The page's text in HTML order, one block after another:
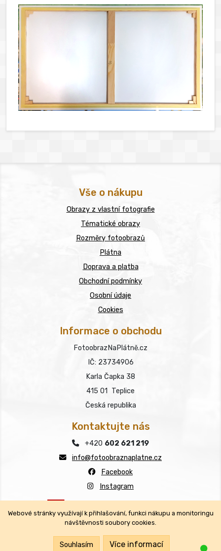
Kontaktujte nás
+420 602 621 219
info@fotoobraznaplatne.cz
Facebook
Instagram
Všechna práva vyhrazena.
Vše o nákupu
Obrazy z vlastní fotografie
Tématické obrazy
Rozměry fotoobrazů
Plátna
Doprava a platba
Obchodní podmínky
Osobní údaje
Cookies
Informace o obchodu
FotoobrazNaPlátně.cz
IČ: 23734906
Karla Čapka 38
415 01 Teplice
Česká republika
Webové stránky využívají k přihlašování, funkci nákupu a monitoringu
návštěvnosti soubory cookies.
Souhlasím Více informací